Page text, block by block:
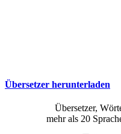
Übersetzer herunterladen
Übersetzer,
mehr als 20